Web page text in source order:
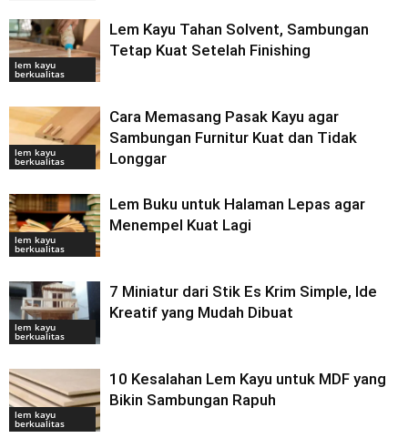
lem kayu
berkualitas
Lem Kayu Tahan Solvent, Sambungan
Tetap Kuat Setelah Finishing
lem kayu
berkualitas
Cara Memasang Pasak Kayu agar
Sambungan Furnitur Kuat dan Tidak
Longgar
lem kayu
berkualitas
Lem Buku untuk Halaman Lepas agar
Menempel Kuat Lagi
lem kayu
berkualitas
7 Miniatur dari Stik Es Krim Simple, Ide
Kreatif yang Mudah Dibuat
lem kayu
berkualitas
10 Kesalahan Lem Kayu untuk MDF yang
Bikin Sambungan Rapuh